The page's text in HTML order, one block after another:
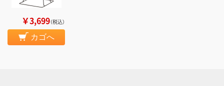
￥3,699（税込）
カゴへ